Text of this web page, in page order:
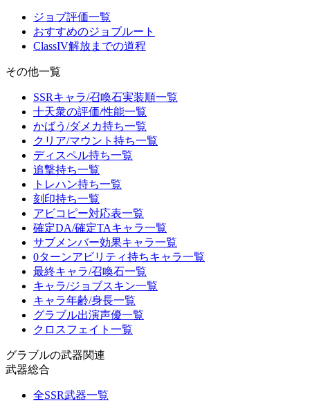
ジョブ評価一覧
おすすめのジョブルート
ClassIV解放までの道程
その他一覧
SSRキャラ/召喚石実装順一覧
十天衆の評価/性能一覧
かばう/ダメカ持ち一覧
クリア/マウント持ち一覧
ディスペル持ち一覧
追撃持ち一覧
トレハン持ち一覧
刻印持ち一覧
アビコピー対応表一覧
確定DA/確定TAキャラ一覧
サブメンバー効果キャラ一覧
0ターンアビリティ持ちキャラ一覧
最終キャラ/召喚石一覧
キャラ/ジョブスキン一覧
キャラ年齢/身長一覧
グラブル出演声優一覧
クロスフェイト一覧
グラブルの武器関連
武器総合
全SSR武器一覧